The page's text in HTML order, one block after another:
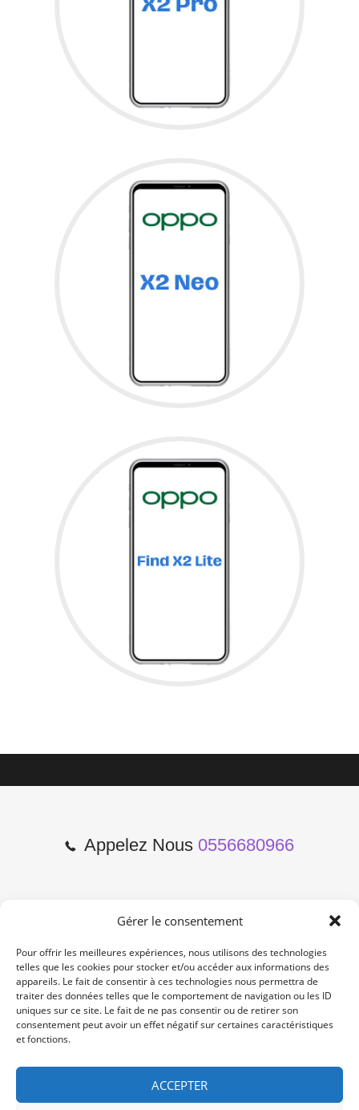
Gérer le consentement
Pour offrir les meilleures expériences, nous utilisons des technologies
telles que les cookies pour stocker et/ou accéder aux informations des
appareils. Le fait de consentir à ces technologies nous permettra de
traiter des données telles que le comportement de navigation ou les ID
uniques sur ce site. Le fait de ne pas consentir ou de retirer son
consentement peut avoir un effet négatif sur certaines caractéristiques
et fonctions.
ACCEPTER
Appelez Nous 0556680966
2 Cours de l'Yser 33800
Bordeaux
Lun-Samedi: 10:00 -19:00
Non Stop
/ /